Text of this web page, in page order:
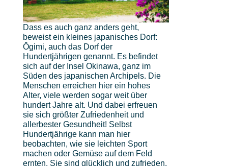
Dass es auch ganz anders geht,
beweist ein kleines japanisches Dorf:
Ōgimi, auch das Dorf der
Hundertjährigen genannt. Es befindet
sich auf der Insel Okinawa, ganz im
Süden des japanischen Archipels. Die
Menschen erreichen hier ein hohes
Alter, viele werden sogar weit über
hundert Jahre alt. Und dabei erfreuen
sie sich größter Zufriedenheit und
allerbester Gesundheit! Selbst
Hundertjährige kann man hier
beobachten, wie sie leichten Sport
machen oder Gemüse auf dem Feld
ernten. Sie sind glücklich und zufrieden,